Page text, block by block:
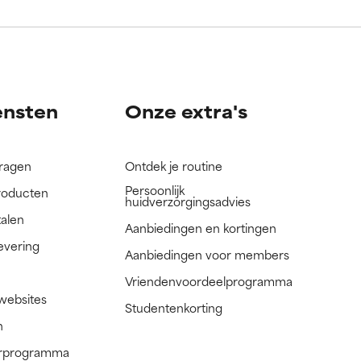
niet
niet
Onze extra's
Ontdek je routine
Persoonlijk
huidverzorgingsadvies
Aanbiedingen en kortingen
Aanbiedingen voor members
Vriendenvoordeelprogramma
Studentenkorting